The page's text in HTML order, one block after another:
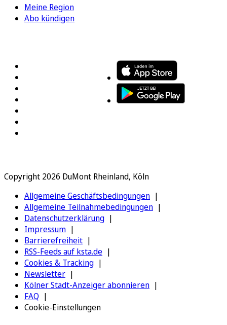
Meine Region
Abo kündigen
Copyright 2026 DuMont Rheinland, Köln
Allgemeine Geschäftsbedingungen
Allgemeine Teilnahmebedingungen
Datenschutzerklärung
Impressum
Barrierefreiheit
RSS-Feeds auf ksta.de
Cookies & Tracking
Newsletter
Kölner Stadt-Anzeiger abonnieren
FAQ
Cookie-Einstellungen